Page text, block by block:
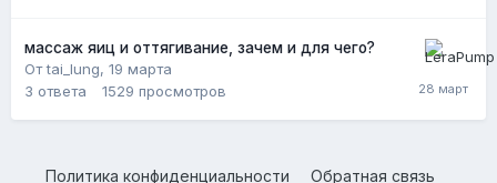
массаж яиц и оттягивание, зачем и для чего?
От tai_lung, 19 марта
3 ответа 1529 просмотров
Политика конфиденциальности Обратная связь